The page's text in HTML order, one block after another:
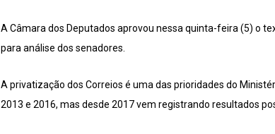
A Câmara dos Deputados aprovou nessa quinta-feira (5) o
para análise dos senadores.
A privatização dos Correios é uma das prioridades do
2013 e 2016, mas desde 2017 vem registrando resultados